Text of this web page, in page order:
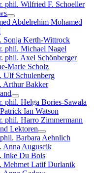
phil. Wilfried F. Schoeller
Abdelrehim Mohamed
Sonja Kerth-Wittrock
phil. Michael Nagel
phil. Axel Schönberger
Marie Scholz
Ulf Schulenberg
Arthur Bakker
phil. Helga Bories-Sawala
Ian Watson
phil. Harro Zimmermann
Lektoren
Barbara Aehnlich
Anna Auguscik
Inke Du Bois
Mehmet Latif Durlanik